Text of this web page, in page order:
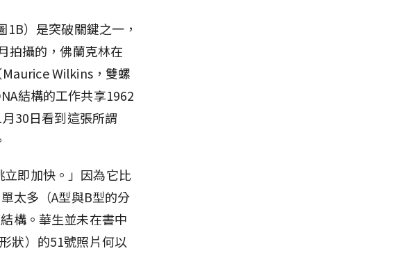
）是突破關鍵之一，
拍攝的，佛蘭克林在
Wilkins，雙螺
結構的工作共享1962
30日看到這張所謂
即加快。」因為它比
太多（A型與B型的分
構。華生並未在書中
狀）的51號照片何以